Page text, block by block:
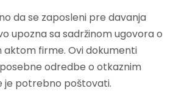
da se zaposleni pre davanja
upozna sa sadržinom ugovora o
aktom firme. Ovi dokumenti
odredbe o otkaznim
je potrebno poštovati.